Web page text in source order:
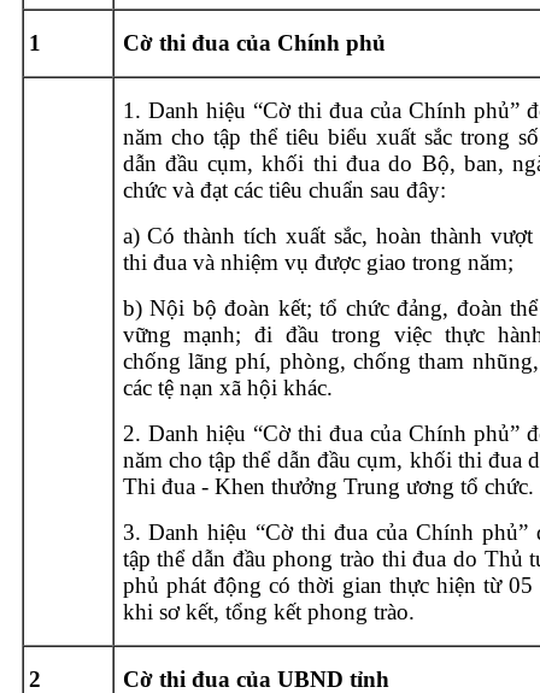
1 Cờ thi đua của Chính phủ
1. Danh hiệu “Cờ thi đua của Chính phủ”
năm cho tập thể tiêu biểu xuất sắc trong
dẫn đầu cụm, khối thi đua do Bộ, ban,
chức và đạt các tiêu chuẩn sau đây:
a) Có thành tích xuất sắc, hoàn thành vượt
thi đua và nhiệm vụ được giao trong năm;
b) Nội bộ đoàn kết; tổ chức đảng, đoàn
vững mạnh; đi đầu trong việc thực
chống lãng phí, phòng, chống tham
các tệ nạn xã hội khác.
2. Danh hiệu “Cờ thi đua của Chính phủ”
năm cho tập thể dẫn đầu cụm, khối thi đua
Thi đua - Khen thưởng Trung ương tổ chức.
3. Danh hiệu “Cờ thi đua của Chính phủ”
tập thể dẫn đầu phong trào thi đua do Thủ
phủ phát động có thời gian thực hiện từ 05
khi sơ kết, tổng kết phong trào.
2 Cờ thi đua củaUBND tỉnh